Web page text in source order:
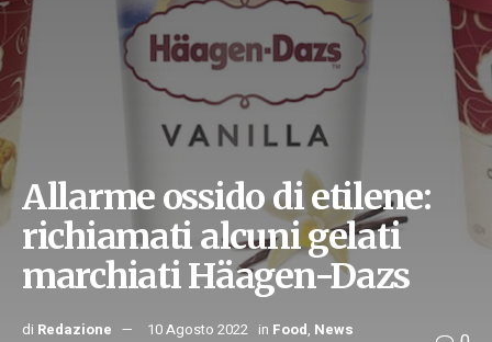
Allarme ossido di etilene:
richiamati alcuni gelati
marchiati Häagen-Dazs
di Redazione 10 Agosto 2022 in Food, News